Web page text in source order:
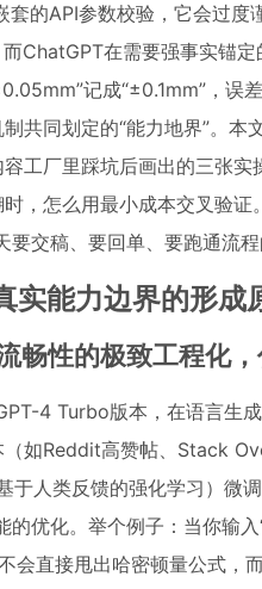
的API参数校验，它会过
ChatGPT在需要强事实锚
记成“±0.1mm”，误
共同划定的“能力地界”。
工厂里踩坑后画出的三张
，怎么用最小成本交叉验
交稿、要回单、要跑通流
实能力边界的形成
畅性的极致工程化
4 Turbo版本，在语言生
如Reddit高赞帖、Stack
于人类反馈的强化学习）微
的优化。举个例子：当你输
会直接甩出哈密顿量公式，